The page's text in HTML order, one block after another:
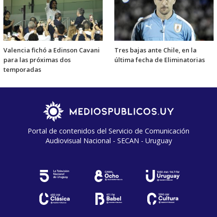
Valencia fichó a Edinson Cavani
para las próximas dos
temporadas
Tres bajas ante Chile, en la
última fecha de Eliminatorias
Portal de contenidos del Servicio de Comunicación
Audiovisual Nacional - SECAN - Uruguay